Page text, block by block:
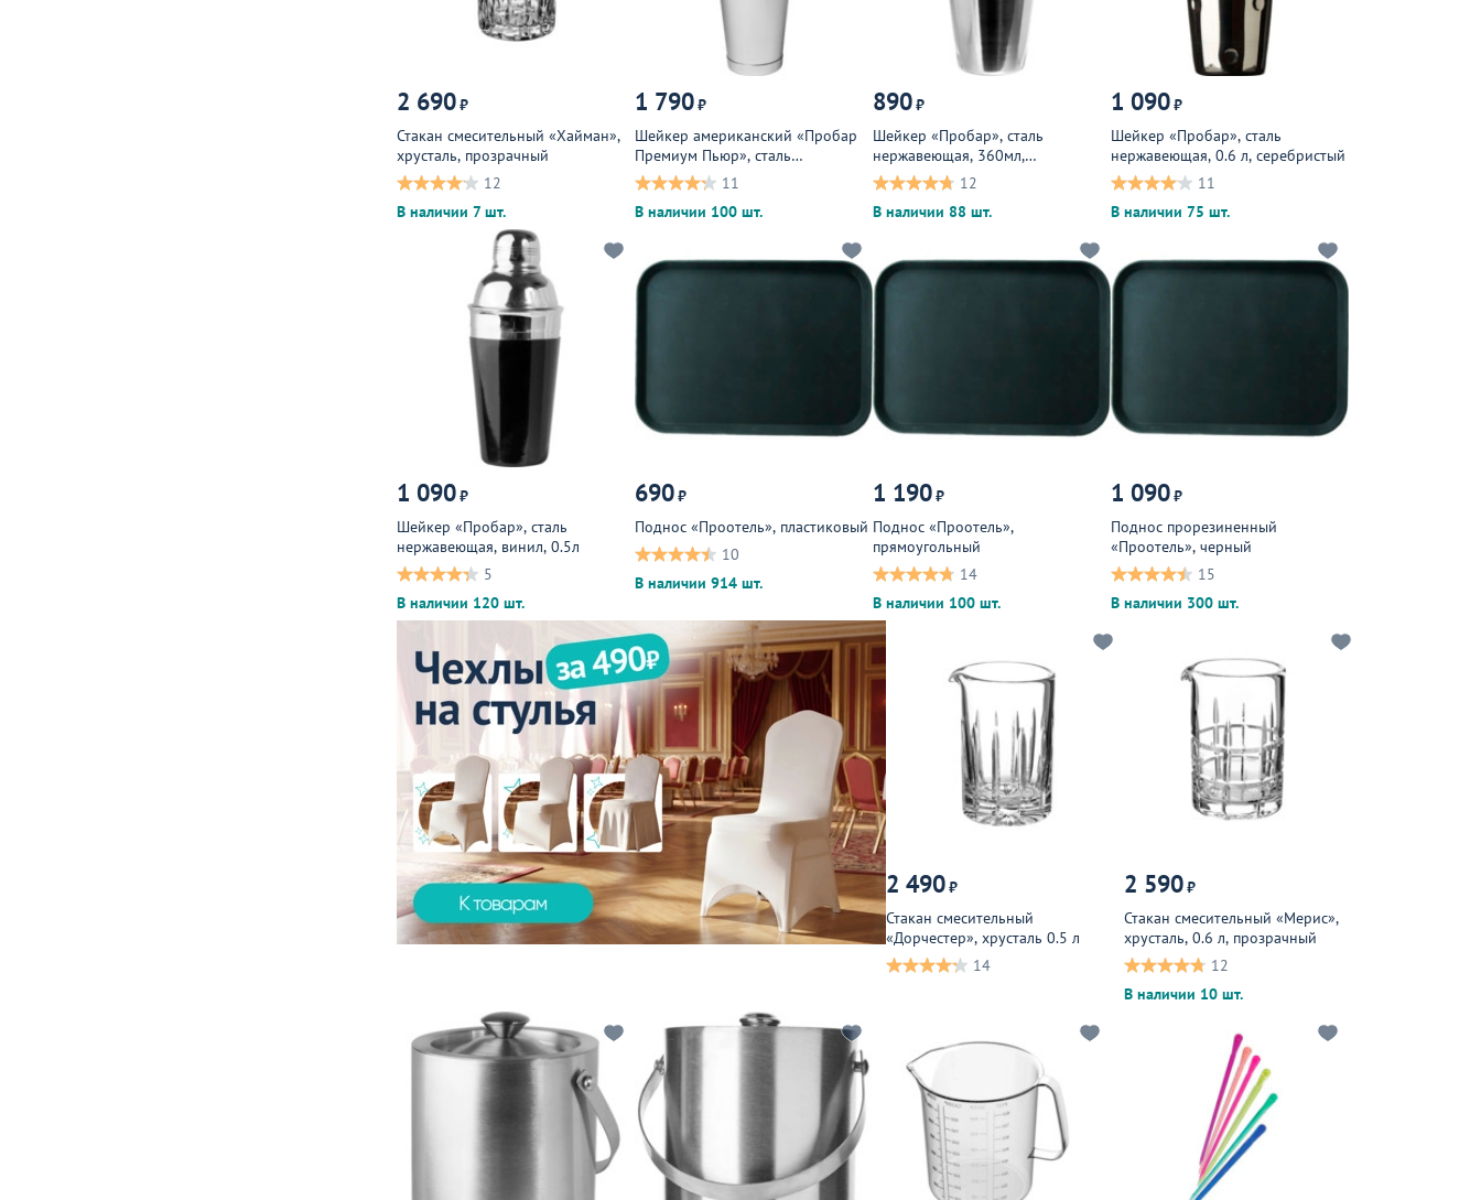
2 690₽
Стакан смесительный «Хайман»,
хрусталь, прозрачный
12
В наличии 7 шт.
1 790₽
Шейкер американский «Пробар
Премиум Пьюр», сталь
нержавеющая, серебристый
11
В наличии 100 шт.
890₽
Шейкер «Пробар», сталь
нержавеющая, 360мл,
серебристый12
В наличии 88 шт.
1 090₽
Шейкер «Пробар», сталь
нержавеющая, 0.6 л, серебристый
11
В наличии 75 шт.
1 090₽
Шейкер «Пробар», сталь
нержавеющая, винил, 0.5л
5
В наличии 120 шт.
690₽
Поднос «Проотель», пластиковый
10
В наличии 914 шт.
1 190₽
Поднос «Проотель»,
прямоугольный
14
В наличии 100 шт.
1 090₽
Поднос прорезиненный
«Проотель», черный
15
В наличии 300 шт.
2 490₽
Стакан смесительный
«Дорчестер», хрусталь 0.5 л
14
2 590₽
Стакан смесительный «Мерис»,
хрусталь, 0.6 л, прозрачный
12
В наличии 10 шт.